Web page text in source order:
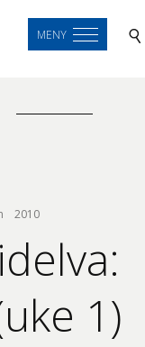
MENY
2010
1)